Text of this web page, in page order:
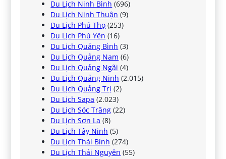
Du Lịch Ninh Bình (696)
Du Lịch Ninh Thuận (9)
Du Lịch Phú Thọ (253)
Du Lịch Phú Yên (16)
Du Lịch Quảng Bình (3)
Du Lịch Quảng Nam (6)
Du Lịch Quảng Ngãi (4)
Du Lịch Quảng Ninh (2.015)
Du Lịch Quảng Trị (2)
Du Lịch Sapa (2.023)
Du Lịch Sóc Trăng (22)
Du Lịch Sơn La (8)
Du Lịch Tây Ninh (5)
Du Lịch Thái Bình (274)
Du Lịch Thái Nguyên (55)